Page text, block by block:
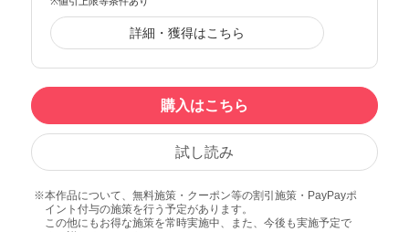
詳細・獲得はこちら
購入はこちら
試し読み
本作品について、無料施策・クーポン等の割引施策・PayPayポ
イント付与の施策を行う予定があります。
この他にもお得な施策を常時実施中、また、今後も実施予定で